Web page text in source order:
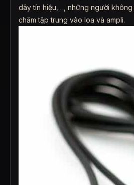
dây tín hiệu,…, những người không
chăm tập trung vào loa và ampli.